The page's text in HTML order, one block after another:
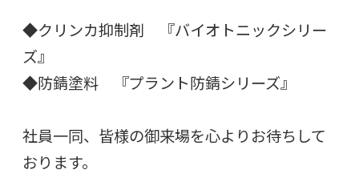
◆クリンカ抑制剤 『バイオトニックシリー
ズ』
◆防錆塗料 『プラント防錆シリーズ』
社員一同、皆様の御来場を心よりお待ちして
おります。